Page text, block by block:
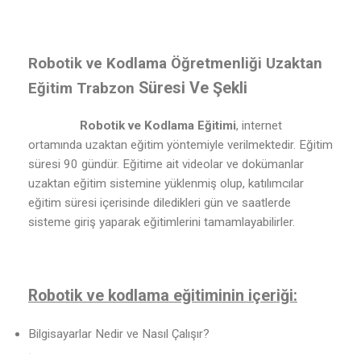
Robotik ve Kodlama Öğretmenliği Uzaktan
Eğitim Trabzon Süresi Ve Şekli
Robotik ve Kodlama Eğitimi, internet
ortamında uzaktan eğitim yöntemiyle verilmektedir. Eğitim
süresi 90 gündür. Eğitime ait videolar ve dokümanlar
uzaktan eğitim sistemine yüklenmiş olup, katılımcılar
eğitim süresi içerisinde diledikleri gün ve saatlerde
sisteme giriş yaparak eğitimlerini tamamlayabilirler.
Robotik ve kodlama eğitiminin içeriği:
Bilgisayarlar Nedir ve Nasıl Çalışır?